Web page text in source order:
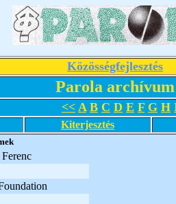
Közösségfejlesztés
Parola archívum
<< A B C D E F G H
Kiterjesztés